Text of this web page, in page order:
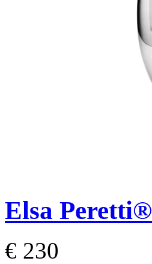
Elsa Peretti®
€ 230